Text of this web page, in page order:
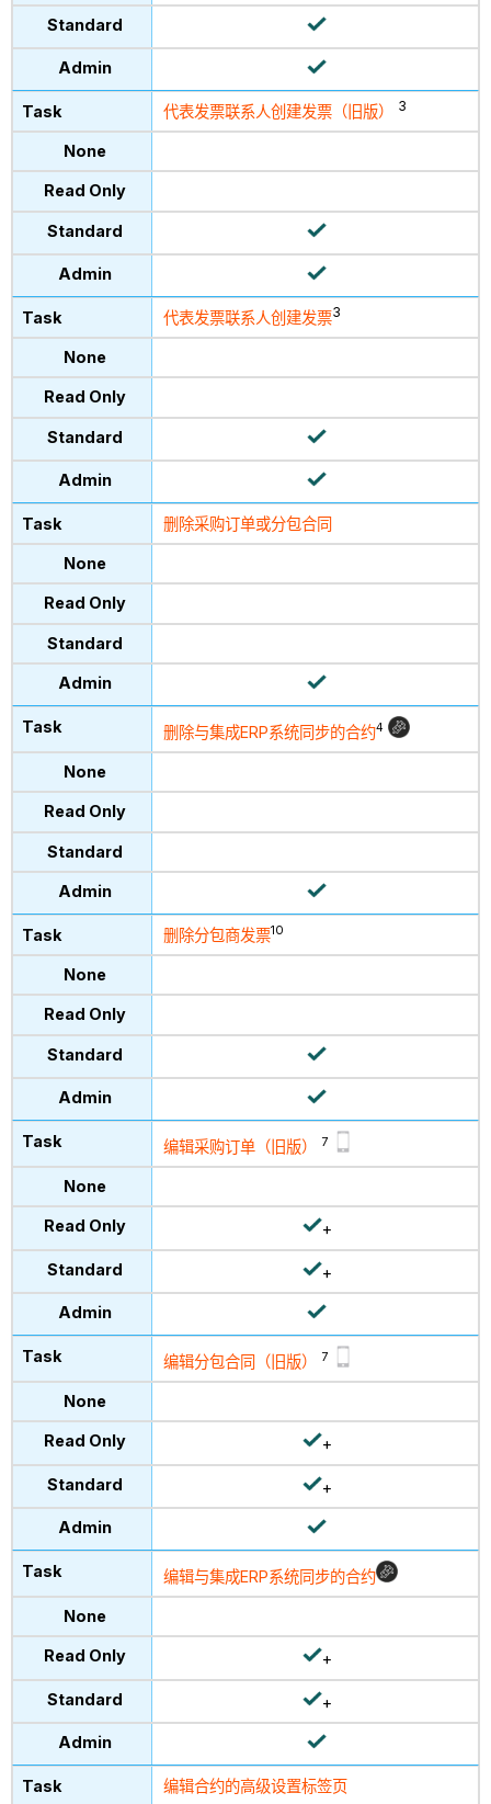
代表发票联系人创建发票（旧版） 3
代表发票联系人创建发票3
删除采购订单或分包合同
删除与集成ERP系统同步的合约4
删除分包商发票10
编辑采购订单（旧版） 7
+
+
编辑分包合同（旧版） 7
+
+
编辑与集成ERP系统同步的合约
+
+
编辑合约的高级设置标签页